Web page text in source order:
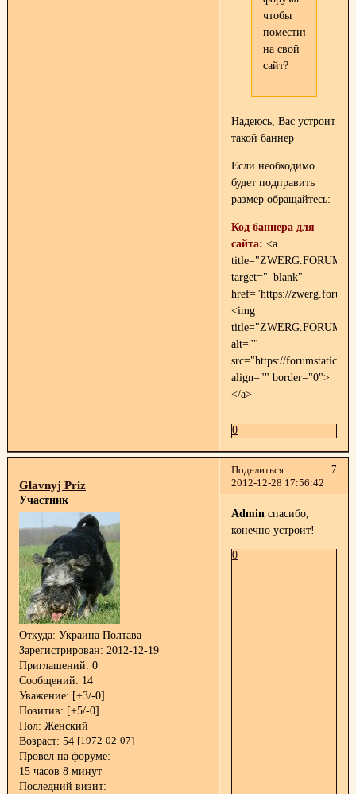
чтобы
поместить
на свой
сайт?
Надеюсь, Вас устроит
такой баннер
Если необходимо
будет подправить
размер обращайтесь:
Код баннера для
сайта: <a
target="_blank"
href="https://
<img
alt=""
src="https://
align="" border="0">
</a>
0
Поделиться
7
2012-12-28 17:56:42
Glavnyj Priz
Участник
Откуда: Украина Полтава
Зарегистрирован: 2012-12-19
Приглашений: 0
Сообщений: 14
Уважение: [+3/-0]
Позитив: [+5/-0]
Пол: Женский
Возраст: 54 [1972-02-07]
Провел на форуме:
15 часов 8 минут
Последний визит:
Adminспасибо,
конечно устроит!
0